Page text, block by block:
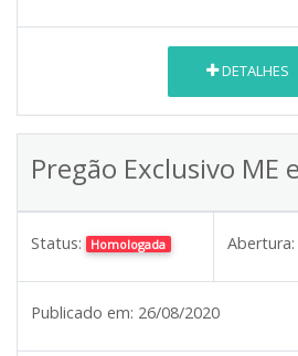
DETALHES
Pregão Exclusivo ME
Status: Homologada Abertura:
Publicado em: 26/08/2020